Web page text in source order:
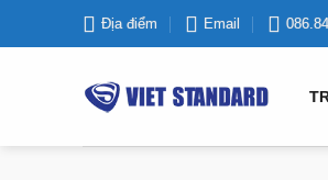
qua
Địa điểm Email